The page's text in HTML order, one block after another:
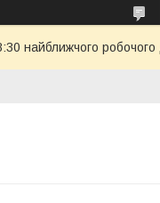
найближчого